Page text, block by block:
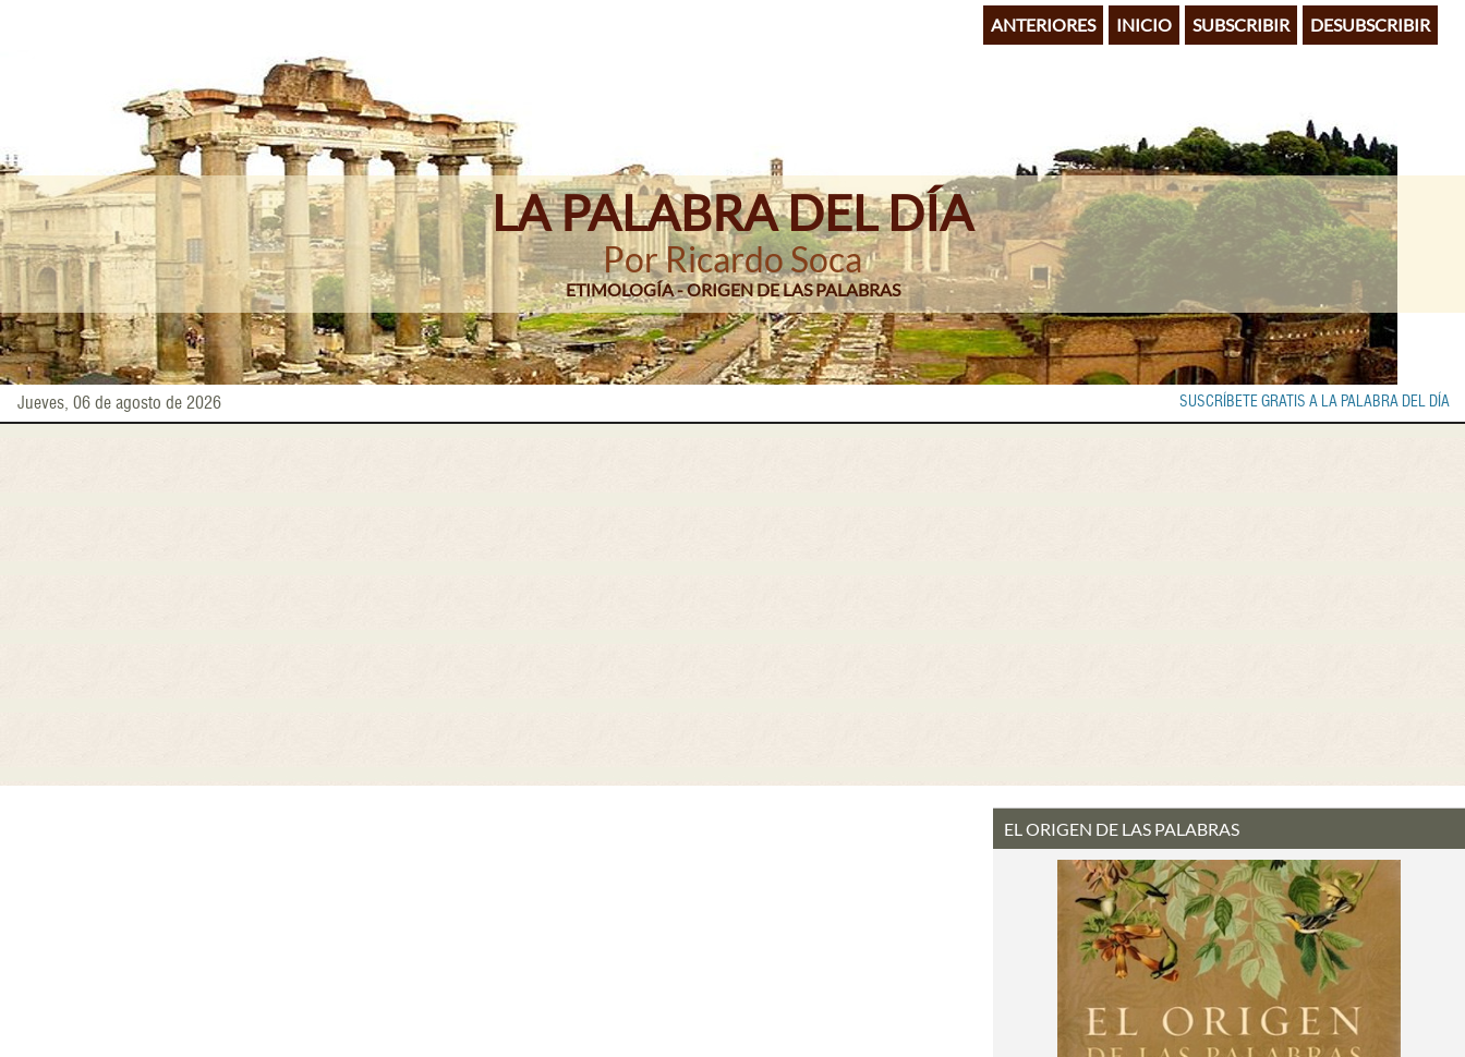
ANTERIORES INICIO SUBSCRIBIR DESUBSCRIBIR
LA PALABRA DEL DÍA
Por Ricardo Soca
ETIMOLOGÍA - ORIGEN DE LAS PALABRAS
Jueves, 06 de agosto de 2026 SUSCRÍBETE GRATIS A LA PALABRA DEL DÍA
EL ORIGEN DE LAS PALABRAS